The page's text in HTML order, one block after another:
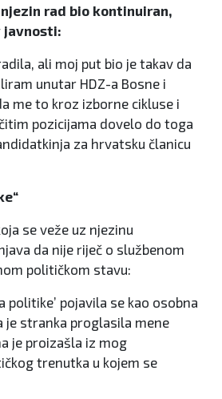
rad bio kontinuiran,
javnosti:
ali moj put bio je takav da
unutar HDZ-a Bosne i
me to kroz izborne cikluse i
pozicijama dovelo do toga
za hrvatsku članicu
se veže uz njezinu
da nije riječ o službenom
političkom stavu:
politike’ pojavila se kao osobna
je stranka proglasila mene
je proizašla iz mog
trenutka u kojem se